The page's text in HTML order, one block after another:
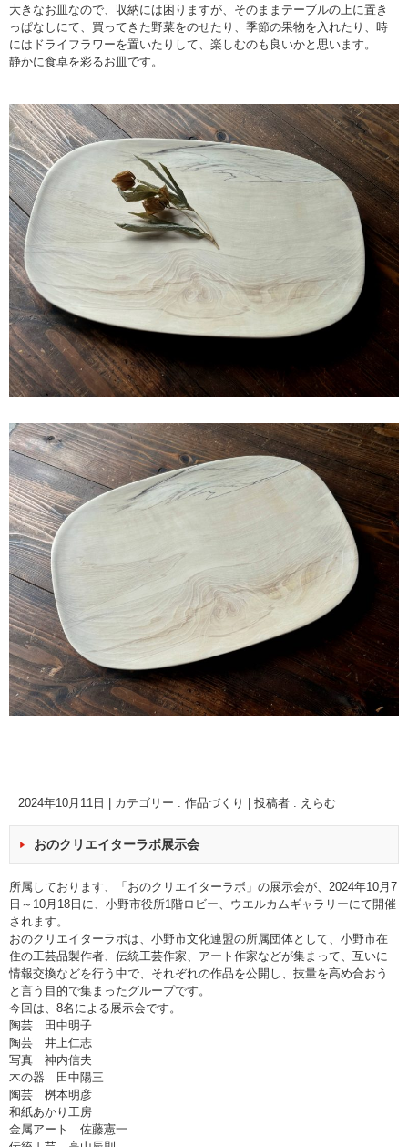
大きなお皿なので、収納には困りますが、そのままテーブルの上に置き
っぱなしにて、買ってきた野菜をのせたり、季節の果物を入れたり、時
にはドライフラワーを置いたりして、楽しむのも良いかと思います。
静かに食卓を彩るお皿です。
2024年10月11日 | カテゴリー : 作品づくり | 投稿者 : えらむ
おのクリエイターラボ展示会
所属しております、「おのクリエイターラボ」の展示会が、2024年10月7
日～10月18日に、小野市役所1階ロビー、ウエルカムギャラリーにて開催
されます。
おのクリエイターラボは、小野市文化連盟の所属団体として、小野市在
住の工芸品製作者、伝統工芸作家、アート作家などが集まって、互いに
情報交換などを行う中で、それぞれの作品を公開し、技量を高め合おう
と言う目的で集まったグループです。
今回は、8名による展示会です。
陶芸 田中明子
陶芸 井上仁志
写真 神内信夫
木の器 田中陽三
陶芸 桝本明彦
和紙あかり工房
金属アート 佐藤憲一